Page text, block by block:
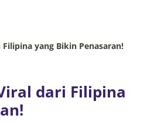
yang Bikin Penasaran!
dari Filipina